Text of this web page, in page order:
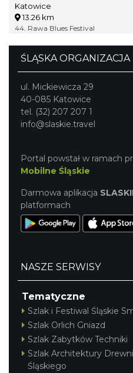
Katowice
13.26 km
44. Rawa Blues Festival
ŚLĄSKA
ul. Mickiewicza 29
40-085 Katowice
tel. (32) 207 207 1
info@slaskie.travel
Portal powstał w ramach
Mobilne Śląskie
Darmowa aplikacja
platformach
NASZE SERWISY
Tematyczne
Szlak i Festiwal Śląskie
Szlak Orlich Gniazd
Szlak Zabytków Techniki
Szlak Architektury
Śląskiego